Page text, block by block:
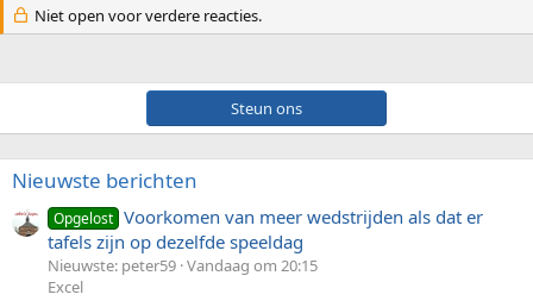
Niet open voor verdere reacties.
Steun ons
Nieuwste berichten
Opgelost Voorkomen van meer wedstrijden als dat er
tafels zijn op dezelfde speeldag
Nieuwste: peter59 Vandaag om 20:15
Excel